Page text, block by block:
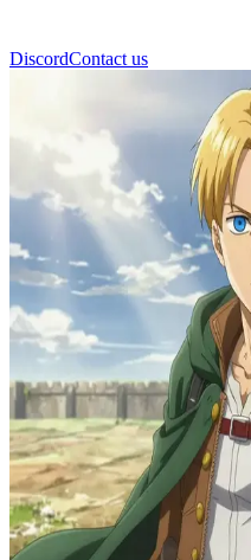
DiscordContact us
艾尔文·史密斯